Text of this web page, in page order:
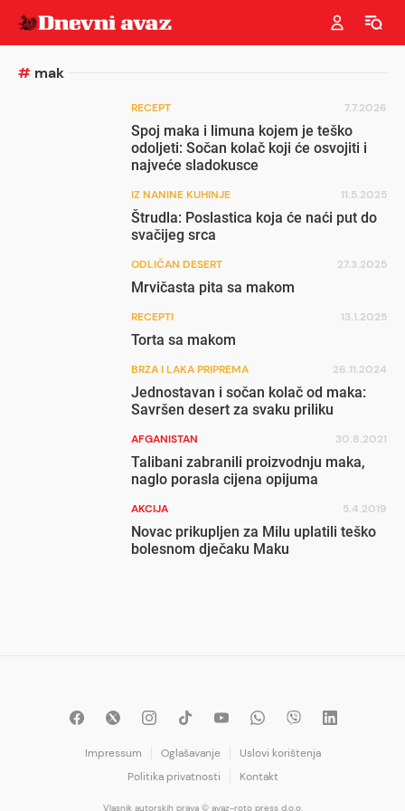
# mak
RECEPT 7.7.2026
Spoj maka i limuna kojem je teško
odoljeti: Sočan kolač koji će osvojiti i
najveće sladokusce
IZ NANINE KUHINJE 11.5.2025
Štrudla: Poslastica koja će naći put do
svačijeg srca
ODLIČAN DESERT 27.3.2025
Mrvičasta pita sa makom
RECEPTI 13.1.2025
Torta sa makom
BRZA I LAKA PRIPREMA 26.11.2024
Jednostavan i sočan kolač od maka:
Savršen desert za svaku priliku
AFGANISTAN 30.8.2021
Talibani zabranili proizvodnju maka,
naglo porasla cijena opijuma
AKCIJA 5.4.2019
Novac prikupljen za Milu uplatili teško
bolesnom dječaku Maku
Impressum Oglašavanje
Uslovi korištenja
Politika privatnosti
Kontakt
Vlasnik autorskih prava © avaz-roto press d.o.o.